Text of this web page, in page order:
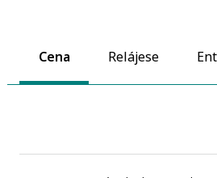
Cena Relájese